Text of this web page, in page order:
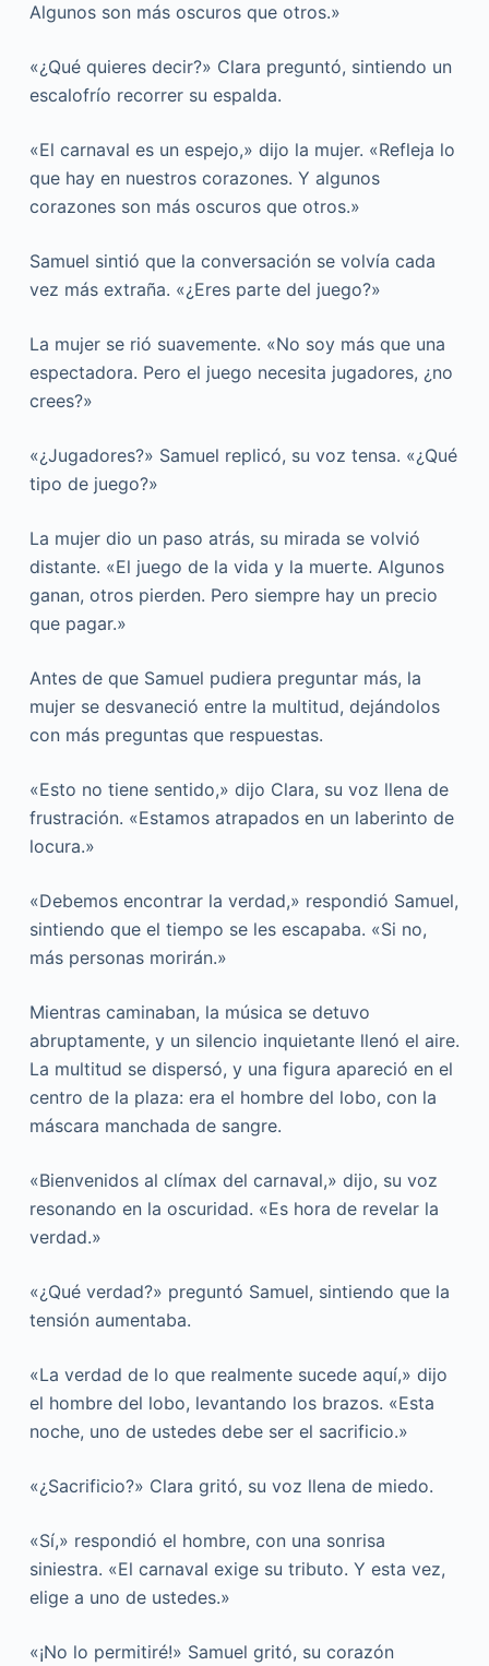
Algunos son más oscuros que otros.»
«¿Qué quieres decir?» Clara preguntó, sintiendo un
escalofrío recorrer su espalda.
«El carnaval es un espejo,» dijo la mujer. «Refleja lo
que hay en nuestros corazones. Y algunos
corazones son más oscuros que otros.»
Samuel sintió que la conversación se volvía cada
vez más extraña. «¿Eres parte del juego?»
La mujer se rió suavemente. «No soy más que una
espectadora. Pero el juego necesita jugadores, ¿no
crees?»
«¿Jugadores?» Samuel replicó, su voz tensa. «¿Qué
tipo de juego?»
La mujer dio un paso atrás, su mirada se volvió
distante. «El juego de la vida y la muerte. Algunos
ganan, otros pierden. Pero siempre hay un precio
que pagar.»
Antes de que Samuel pudiera preguntar más, la
mujer se desvaneció entre la multitud, dejándolos
con más preguntas que respuestas.
«Esto no tiene sentido,» dijo Clara, su voz llena de
frustración. «Estamos atrapados en un laberinto de
locura.»
«Debemos encontrar la verdad,» respondió Samuel,
sintiendo que el tiempo se les escapaba. «Si no,
más personas morirán.»
Mientras caminaban, la música se detuvo
abruptamente, y un silencio inquietante llenó el aire.
La multitud se dispersó, y una figura apareció en el
centro de la plaza: era el hombre del lobo, con la
máscara manchada de sangre.
«Bienvenidos al clímax del carnaval,» dijo, su voz
resonando en la oscuridad. «Es hora de revelar la
verdad.»
«¿Qué verdad?» preguntó Samuel, sintiendo que la
tensión aumentaba.
«La verdad de lo que realmente sucede aquí,» dijo
el hombre del lobo, levantando los brazos. «Esta
noche, uno de ustedes debe ser el sacrificio.»
«¿Sacrificio?» Clara gritó, su voz llena de miedo.
«Sí,» respondió el hombre, con una sonrisa
siniestra. «El carnaval exige su tributo. Y esta vez,
elige a uno de ustedes.»
«¡No lo permitiré!» Samuel gritó, su corazón